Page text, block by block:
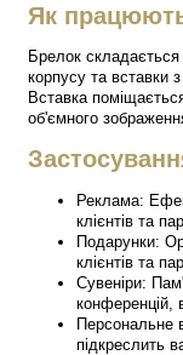
Як
Брелок
корпусу та вставки
Вставка
об'ємного
Реклама:
клієнтів та
Подарунки:
клієнтів та
Сувеніри:
конференцій,
Персональне
підкреслить